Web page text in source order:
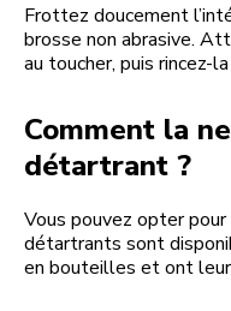
Frottez doucement
brosse non abrasive.
au toucher, puis rincez-la
Comment la
détartrant ?
Vous pouvez opter
détartrants sont
en bouteilles et ont leur